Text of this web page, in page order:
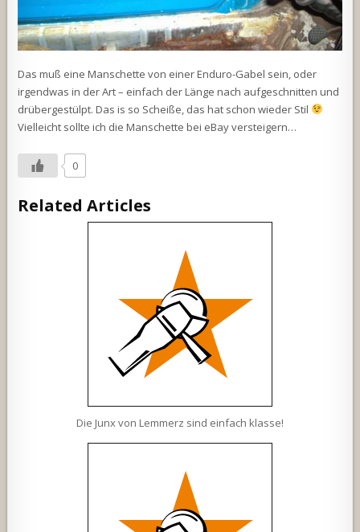
Das muß eine Manschette von einer Enduro-Gabel sein, oder
irgendwas in der Art – einfach der Länge nach aufgeschnitten und
drübergestülpt. Das is so Scheiße, das hat schon wieder Stil
Vielleicht sollte ich die Manschette bei eBay versteigern…
0
Related Articles
Die Junx von Lemmerz sind einfach klasse!